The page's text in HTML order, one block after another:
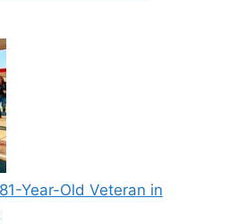
Year-Old Veteran in